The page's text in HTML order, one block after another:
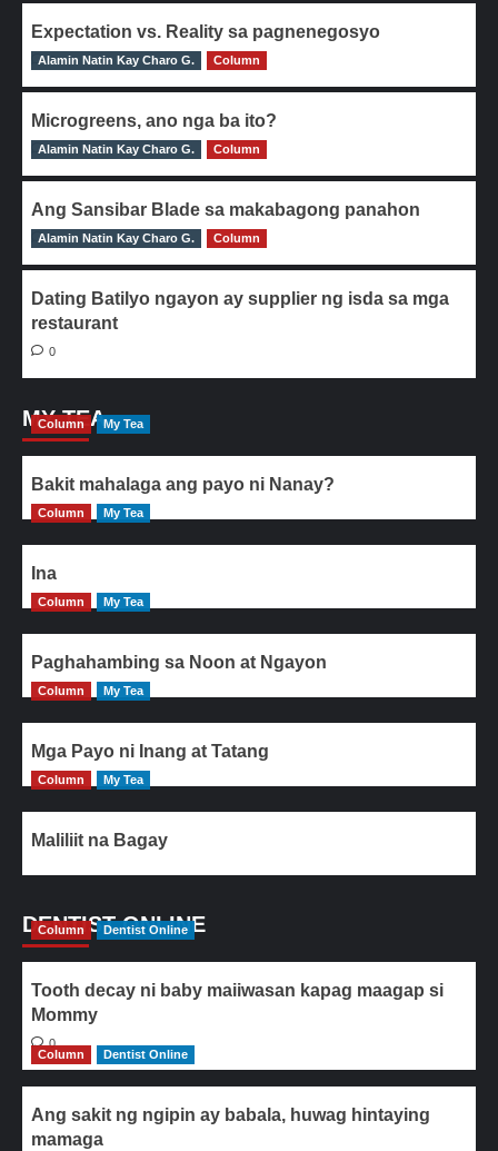
Expectation vs. Reality sa pagnenegosyo
0
Alamin Natin Kay Charo G. Column
Microgreens, ano nga ba ito?
0
Alamin Natin Kay Charo G. Column
Ang Sansibar Blade sa makabagong panahon
0
Alamin Natin Kay Charo G. Column
Dating Batilyo ngayon ay supplier ng isda sa mga
restaurant
0
MY TEA
Column My Tea
Bakit mahalaga ang payo ni Nanay?
Column My Tea
Ina
Column My Tea
Paghahambing sa Noon at Ngayon
Column My Tea
Mga Payo ni Inang at Tatang
Column My Tea
Maliliit na Bagay
DENTIST ONLINE
Column Dentist Online
Tooth decay ni baby maiiwasan kapag maagap si
Mommy
0
Column
Dentist Online
Ang sakit ng ngipin ay babala, huwag hintaying
mamaga